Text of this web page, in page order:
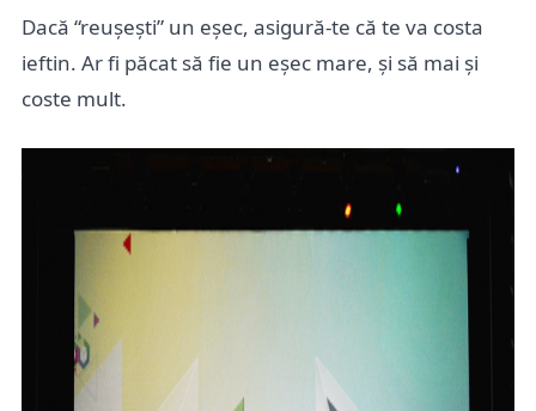
Dacă “reușești” un eșec, asigură-te că te va costa
ieftin. Ar fi păcat să fie un eșec mare, și să mai și
coste mult.